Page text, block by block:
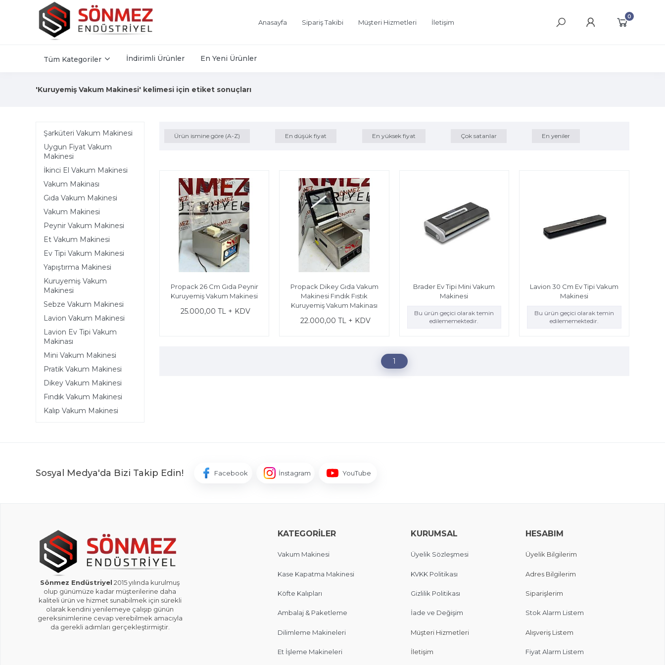
Anasayfa Sipariş Takibi Müşteri Hizmetleri İletişim
0
Tüm Kategoriler İndirimli Ürünler En Yeni Ürünler
'Kuruyemiş Vakum Makinesi' kelimesi için etiket sonuçları
Şarküteri Vakum Makinesi
Uygun Fiyat Vakum
Makinesi
İkinci El Vakum Makinesi
Vakum Makinası
Gıda Vakum Makinesi
Vakum Makinesi
Peynir Vakum Makinesi
Et Vakum Makinesi
Ev Tipi Vakum Makinesi
Yapıştırma Makinesi
Kuruyemiş Vakum
Makinesi
Sebze Vakum Makinesi
Lavion Vakum Makinesi
Lavion Ev Tipi Vakum
Makinası
Mini Vakum Makinesi
Pratik Vakum Makinesi
Dikey Vakum Makinesi
Fındık Vakum Makinesi
Kalıp Vakum Makinesi
Ürün ismine göre (A-Z) En düşük fiyat En yüksek fiyat Çok satanlar En yeniler
Propack 26 Cm Gıda Peynir
Kuruyemiş Vakum Makinesi
25.000,00 TL + KDV
Propack Dikey Gıda Vakum
Makinesi Fındık Fıstık
Kuruyemiş Vakum Makinası
22.000,00 TL + KDV
Brader Ev Tipi Mini Vakum
Makinesi
Bu ürün geçici olarak temin
edilememektedir.
Lavion 30 Cm Ev Tipi Vakum
Makinesi
Bu ürün geçici olarak temin
edilememektedir.
1
Sosyal Medya'da Bizi Takip Edin! Facebook İnstagram YouTube
Sönmez Endüstriyel 2015 yılında kurulmuş
olup günümüze kadar müşterilerine daha
kaliteli ürün ve hizmet sunabilmek için sürekli
olarak kendini yenilemeye çalışıp günün
gereksinimlerine cevap verebilmek amacıyla
da gerekli adımları gerçekleştirmiştir.
KATEGORİLER
Vakum Makinesi
Kase Kapatma Makinesi
Köfte Kalıpları
Ambalaj & Paketleme
Dilimleme Makineleri
Et İşleme Makineleri
KURUMSAL
Üyelik Sözleşmesi
KVKK Politikası
Gizlilik Politikası
İade ve Değişim
Müşteri Hizmetleri
İletişim
HESABIM
Üyelik Bilgilerim
Adres Bilgilerim
Siparişlerim
Stok Alarm Listem
Alışveriş Listem
Fiyat Alarm Listem